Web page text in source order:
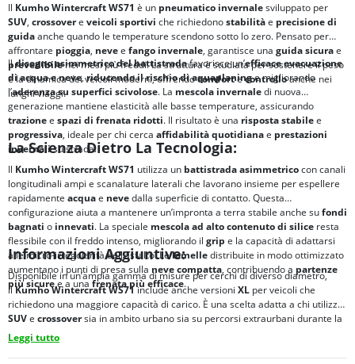
Il Kumho Wintercraft WS71 è un pneumatico invernalesviluppato per
SUV, crossovere veicoli sportivi che richiedonostabilitàe precisione di
guidaanche quando le temperature scendono sotto lo zero. Pensato per
affrontare pioggia, nevee fango invernale, garantisce una guidasicurae
prevedibilenei mesi più freddi. La struttura è studiata per sostenere il peso
e la dinamica dei veicoli moderni, offrendocomfortecontrolloanche nei
lunghi viaggi.
Ildisegno asimmetrico del battistradafavorisce un’efficaceevacuazione
di acqua e neve,riducendo il rischio diaquaplaninge migliorando
l’aderenza su superfici scivolose. La mescola invernaledi nuova
generazione mantiene elasticità alle basse temperature, assicurando
trazionee spazi di frenata ridotti. Il risultato è una risposta stabilee
progressiva, ideale per chi cerca affidabilità quotidianae prestazioni
invernalisu strada.
La Scienza Dietro La Tecnologia:
Il Kumho Wintercraft WS71 utilizza un battistrada asimmetricocon canali
longitudinali ampi e scanalature laterali che lavorano insieme per espellere
rapidamente acquae nevedalla superficie di contatto. Questa
configurazione aiuta a mantenere un’impronta a terra stabile anche sufondi
bagnati o innevati. La speciale mescola ad alto contenuto di silice resta
flessibile con il freddo intenso, migliorando il grip e la capacità di adattarsi
alle micro-irregolarità dell’asfalto. Lelamelledistribuite in modo ottimizzato
aumentano i punti di presa sulla neve compatta, contribuendo a partenze
più sicuree a unafrenata più efficace.
Informazioni Aggiuntive:
Disponibile in un’ampia gamma di misure per cerchi di diverso diametro,
ilKumho Wintercraft WS71include anche versioni XL per veicoli che
richiedono una maggiore capacità di carico. È una scelta adatta a chi utilizza
SUVe crossoversia in ambito urbano sia su percorsi extraurbani durante la
stagione invernale
Leggi tutto